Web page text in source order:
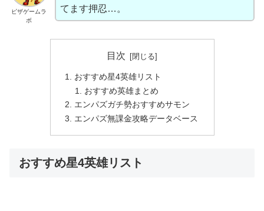
ピザゲームラ
ボ
てます押忍…。
目次
おすすめ星4英雄リスト
おすすめ英雄まとめ
エンパズガチ勢おすすめサモン
エンパズ無課金攻略データベース
おすすめ星4英雄リスト